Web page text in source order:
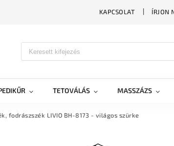
KAPCSOLAT ÍRJON
TETOVÁLÁS MASSZÁZS
fodrászszék LIVIO BH-8173 - világos szürke